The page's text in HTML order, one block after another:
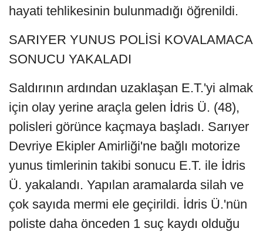
hayati tehlikesinin bulunmadığı öğrenildi.
SARIYER YUNUS POLİSİ KOVALAMACA
SONUCU YAKALADI
Saldırının ardından uzaklaşan E.T.'yi almak
için olay yerine araçla gelen İdris Ü. (48),
polisleri görünce kaçmaya başladı. Sarıyer
Devriye Ekipler Amirliği'ne bağlı motorize
yunus timlerinin takibi sonucu E.T. ile İdris
Ü. yakalandı. Yapılan aramalarda silah ve
çok sayıda mermi ele geçirildi. İdris Ü.'nün
poliste daha önceden 1 suç kaydı olduğu